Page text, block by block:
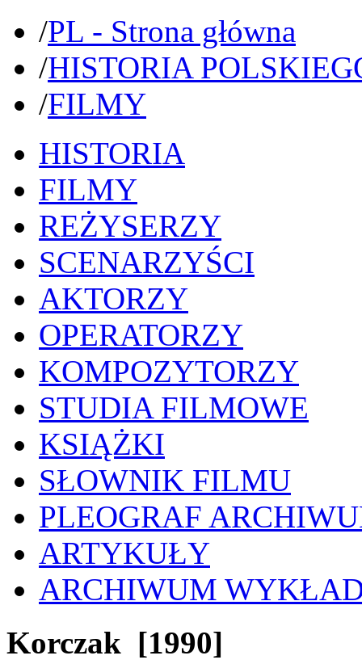
/PL - Strona główna
/HISTORIA
/FILMY
HISTORIA
FILMY
REŻYSERZY
SCENARZYŚCI
AKTORZY
OPERATORZY
KOMPOZYTORZY
STUDIA FILMOWE
KSIĄŻKI
SŁOWNIK FILMU
PLEOGRAF
ARTYKUŁY
ARCHIWUM
Korczak [1990]